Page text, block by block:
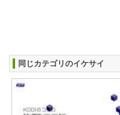
同じカテゴリのイケサイ